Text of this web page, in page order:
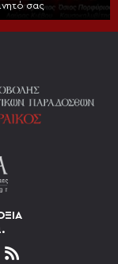
σας